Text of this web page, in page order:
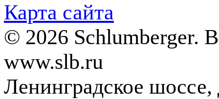
Карта сайта
© 2026 Schlumberger.
www.slb.ru
Ленинградское